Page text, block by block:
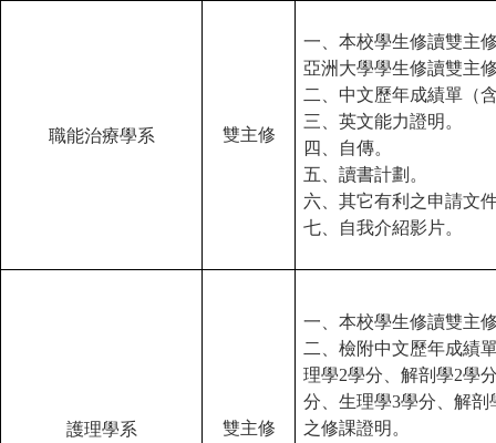
職能治療學系 雙主修
一、本校學生修讀雙主
亞洲大學學生修讀雙主
二、中文歷年成績單（
三、英文能力證明。
四、自傳。
五、讀書計劃。
六、其它有利之申請文
七、自我介紹影片。
護理學系 雙主修
一、本校學生修讀雙主
二、檢附中文歷年成績
理學2學分、解剖學2學
分、生理學3學分、解剖
之修課證明。